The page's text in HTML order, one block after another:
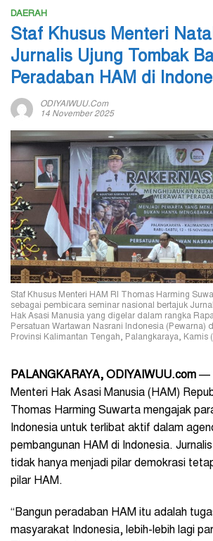
DAERAH
Staf Khusus Menteri
Jurnalis Ujung Tombak
Peradaban HAM di
ODIYAIWUU.com
14 November 2025
Staf Khusus Menteri HAM RI Thomas Harming
sebagai pembicara seminar nasional bertajuk
Hak Asasi Manusia yang digelar dalam rangka
Persatuan Wartawan Nasrani Indonesia (Pewarna)
Provinsi Kalimantan Tengah, Palangkaraya, Kamis
PALANGKARAYA, ODIYAIWUU.com —
Menteri Hak Asasi Manusia (HAM)
Thomas Harming Suwarta mengajak
Indonesia untuk terlibat aktif dalam
pembangunan HAM di Indonesia.
tidak hanya menjadi pilar demokrasi
pilar HAM.
“Bangun peradaban HAM itu adalah
masyarakat Indonesia, lebih-lebih lagi